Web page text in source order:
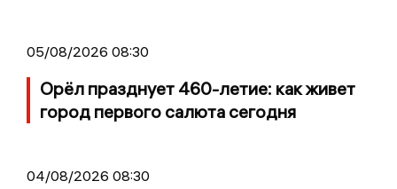
05/08/2026 08:30
Орёл празднует 460-летие: как живет
город первого салюта сегодня
04/08/2026 08:30